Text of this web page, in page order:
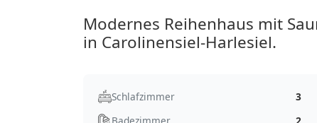
Modernes Reihenhaus mit
in Carolinensiel-Harlesiel.
Schlafzimmer
3